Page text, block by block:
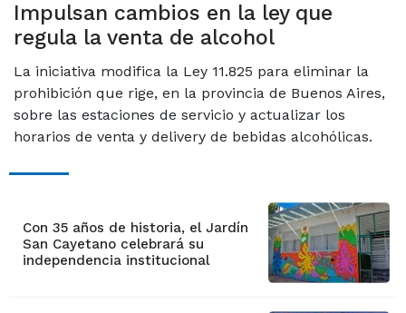
Impulsan cambios en la ley que
regula la venta de alcohol
La iniciativa modifica la Ley 11.825 para eliminar la
prohibición que rige, en la provincia de Buenos Aires,
sobre las estaciones de servicio y actualizar los
horarios de venta y delivery de bebidas alcohólicas.
Con 35 años de historia, el Jardín
San Cayetano celebrará su
independencia institucional